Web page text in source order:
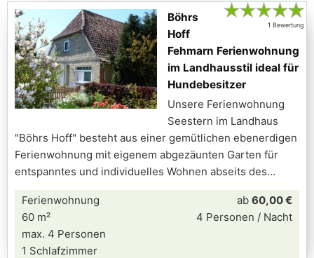
★★★★★
1 Bewertung
Böhrs
Hoff
Fehmarn Ferienwohnung
im Landhausstil ideal für
Hundebesitzer
Unsere Ferienwohnung
Seestern im Landhaus
"Böhrs Hoff" besteht aus einer gemütlichen ebenerdigen
Ferienwohnung mit eigenem abgezäunten Garten für
entspanntes und individuelles Wohnen abseits des
Ferienwohnung
60 m²
max. 4 Personen
1 Schlafzimmer
ab 60,00 €
4 Personen / Nacht